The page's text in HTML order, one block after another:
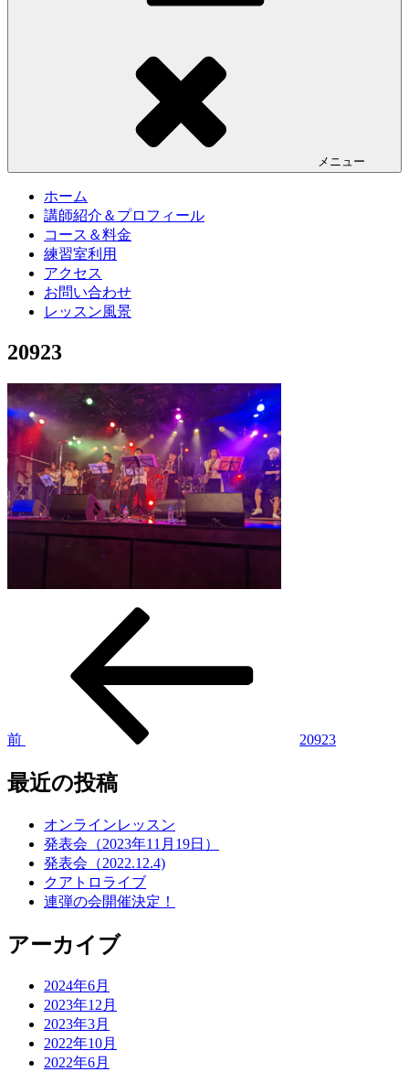
メニュー
ホーム
講師紹介＆プロフィール
コース＆料金
練習室利用
アクセス
お問い合わせ
レッスン風景
20923
ゲ
ー
シ
前 20923
最近の投稿
オンラインレッスン
発表会（2023年11月19日）
発表会（2022.12.4)
クアトロライブ
連弾の会開催決定！
アーカイブ
2024年6月
2023年12月
2023年3月
2022年10月
2022年6月